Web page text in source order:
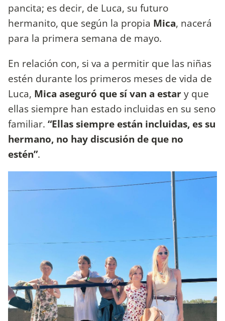
pancita; es decir, de Luca, su futuro
hermanito, que según la propia Mica, nacerá
para la primera semana de mayo.
En relación con, si va a permitir que las niñas
estén durante los primeros meses de vida de
Luca, Mica aseguró que sí van a estary que
ellas siempre han estado incluidas en su seno
familiar. “Ellas siempre están incluidas, es su
hermano, no hay discusión de que no
estén”.